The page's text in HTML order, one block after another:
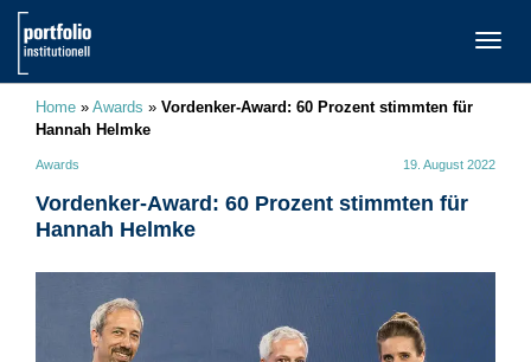
Home » Awards » Vordenker-Award: 60 Prozent stimmten für
Hannah Helmke
Awards 19. August 2022
Vordenker-Award: 60 Prozent stimmten für
Hannah Helmke